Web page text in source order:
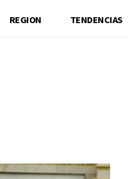
REGION TENDENCIAS